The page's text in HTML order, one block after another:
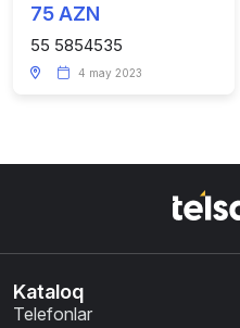
75 AZN
55 5854535
4 may 2023
Kataloq
Telefonlar